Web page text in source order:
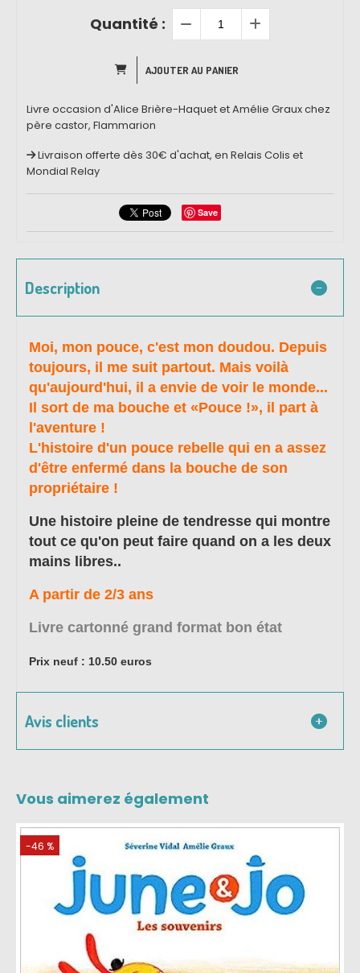
Quantité :
AJOUTER AU PANIER
Livre occasion d'Alice Brière-Haquet et Amélie Graux chez
père castor, Flammarion
Livraison offerte dès 30€ d'achat, en Relais Colis et
Mondial Relay
Save
Description
Moi, mon pouce, c'est mon doudou. Depuis
toujours, il me suit partout. Mais voilà
qu'aujourd'hui, il a envie de voir le monde...
Il sort de ma bouche et «Pouce !», il part à
l'aventure !
L'histoire d'un pouce rebelle qui en a assez
d'être enfermé dans la bouche de son
propriétaire !
Une histoire pleine de tendresse qui montre
tout ce qu'on peut faire quand on a les deux
mains libres..
A partir de 2/3 ans
Livre cartonné grand format bon état
Prix neuf : 10.50 euros
Avis clients
Vous aimerez également
-46 %